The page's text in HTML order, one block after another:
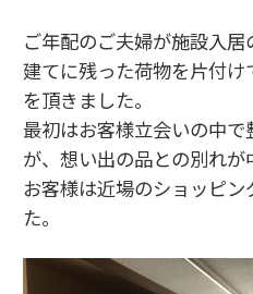
ご年配のご夫婦が施設入
建てに残った荷物を片付
を頂きました。
最初はお客様立会いの中
が、想い出の品との別れ
お客様は近場のショッピ
た。